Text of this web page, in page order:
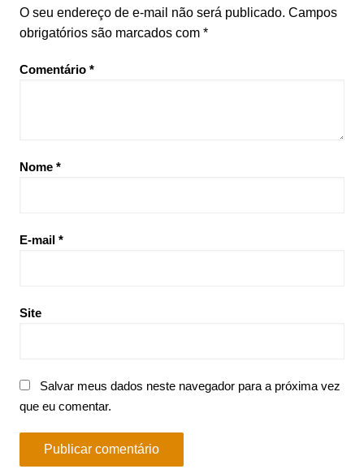
O seu endereço de e-mail não será publicado. Campos
obrigatórios são marcados com *
Comentário *
Nome *
E-mail *
Site
Salvar meus dados neste navegador para a próxima vez
que eu comentar.